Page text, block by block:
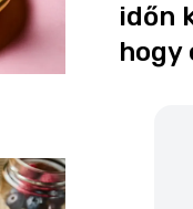
időn
hogy